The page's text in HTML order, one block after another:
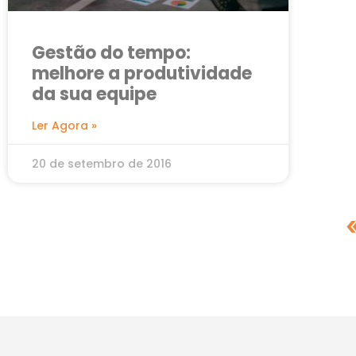
Gestão do tempo:
melhore a produtividade
da sua equipe
Ler Agora »
20 de setembro de 2016